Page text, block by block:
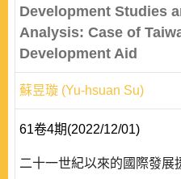
Development Studies
Analysis: Case of
Development Aid
蘇昱璇 (Yu-hsuan Su)
61卷4期(2022/12/01)
二十一世紀以來的國際發展